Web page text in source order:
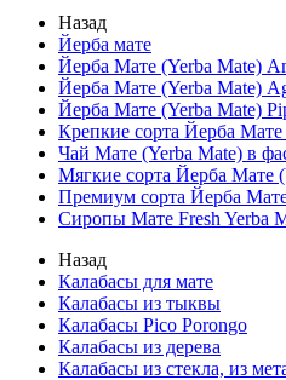
Назад
Йерба мате
Йерба Мате (Yerba Mate)
Йерба Мате (Yerba Mate)
Йерба Мате (Yerba Mate)
Крепкие сорта Йерба Мате
Чай Мате (Yerba Mate) в
Мягкие сорта Йерба Мате
Премиум сорта Йерба
Сиропы Мате Fresh Yerba
Назад
Калабасы для мате
Калабасы из тыквы
Калабасы Pico Porongo
Калабасы из дерева
Калабасы из стекла, из